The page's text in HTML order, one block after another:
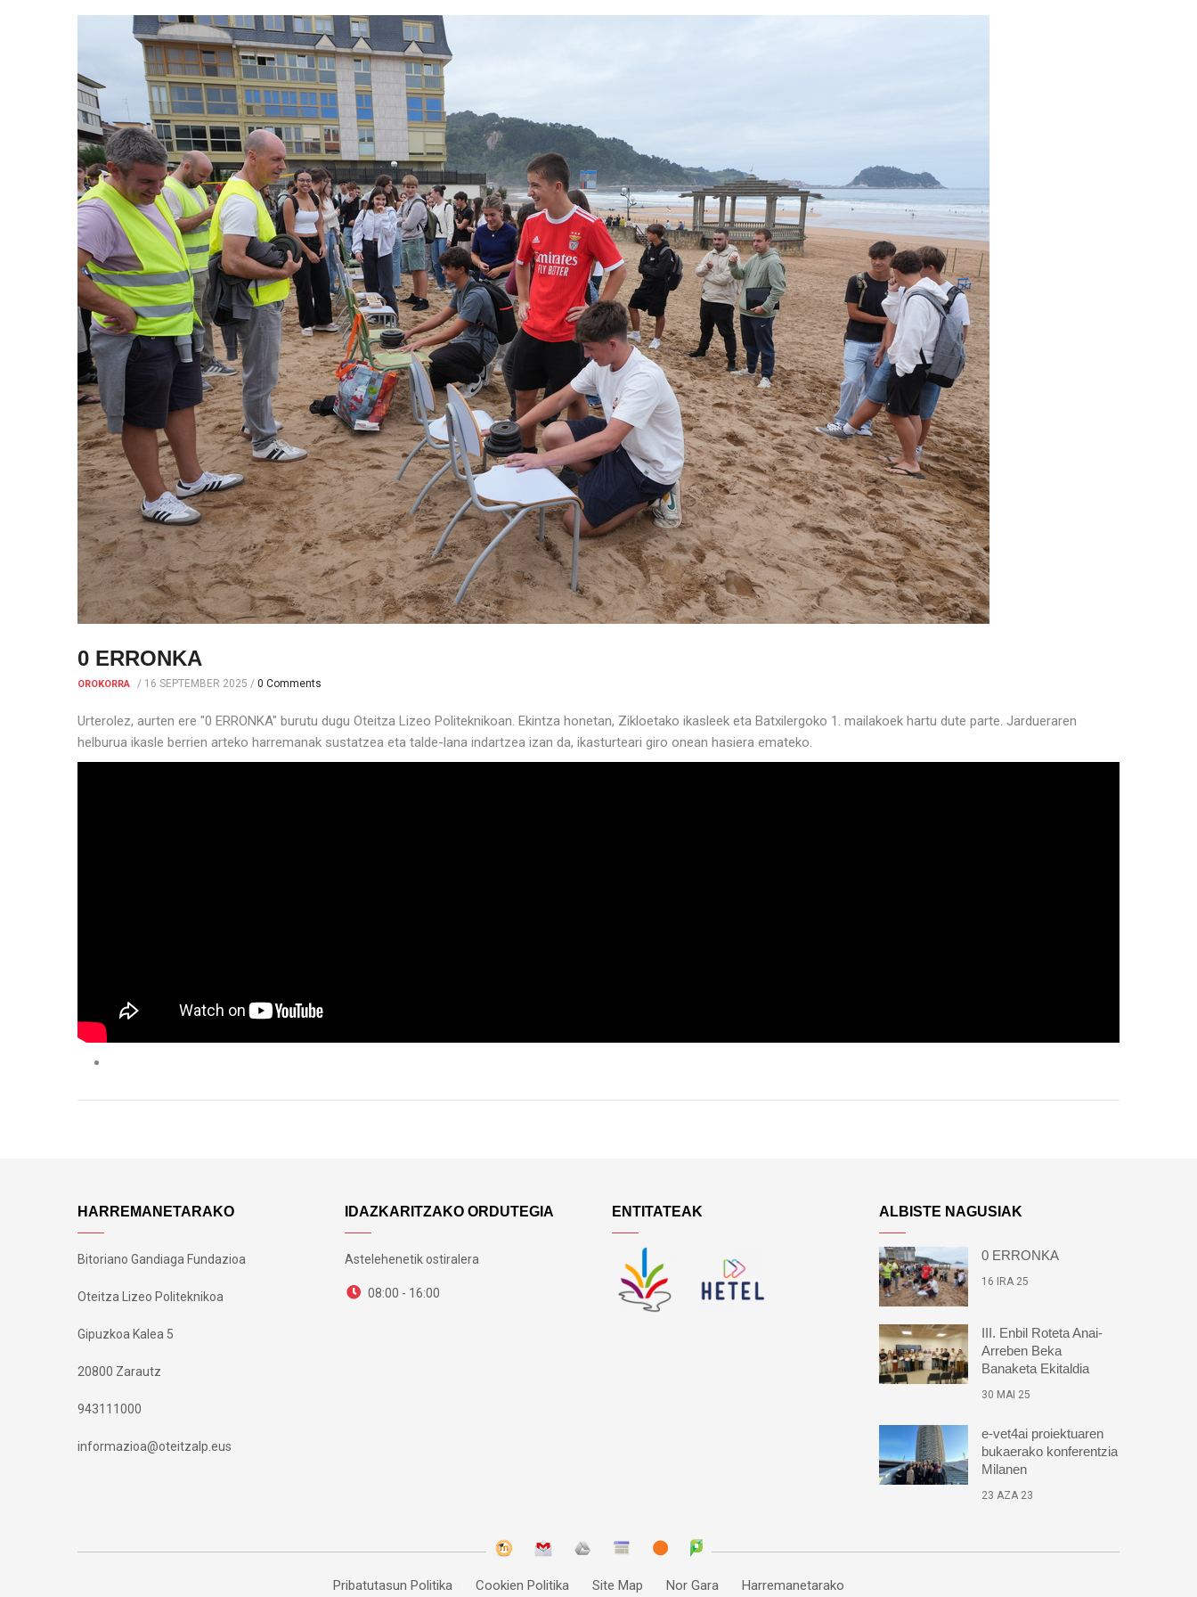
0 ERRONKA
OROKORRA / 16 SEPTEMBER 2025 / 0 Comments
Urterolez, aurten ere "0 ERRONKA" burutu dugu Oteitza Lizeo Politeknikoan. Ekintza honetan, Zikloetako ikasleek eta Batxilergoko 1. mailakoek hartu dute parte. Jardueraren
helburua ikasle berrien arteko harremanak sustatzea eta talde-lana indartzea izan da, ikasturteari giro onean hasiera emateko.
HARREMANETARAKO
Bitoriano Gandiaga Fundazioa
Oteitza Lizeo Politeknikoa
Gipuzkoa Kalea 5
20800 Zarautz
943111000
informazioa@oteitzalp.eus
IDAZKARITZAKO ORDUTEGIA
Astelehenetik ostiralera
08:00 - 16:00
ENTITATEAK ALBISTE NAGUSIAK
0 ERRONKA
16 IRA 25
III. Enbil Roteta Anai-
Arreben Beka
Banaketa Ekitaldia
30 MAI 25
e-vet4ai proiektuaren
bukaerako konferentzia
Milanen
23 AZA 23
Pribatutasun Politika Cookien Politika Site Map Nor Gara Harremanetarako